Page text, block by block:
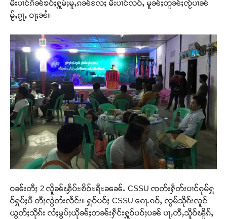
Support SHAN
တႃႇႁႂ်ႈသဵင်ၵၢင်ၸႂ်ၵူၼ်းမိူင်း ၵူႈတီႈၵူႈလႅၼ်ပေႃးတေၸွ
ဝ်ႇၽူႈတွႆႇႁွၵ်ႈ လႆႈယူႇၶႃႈဢေႃႈ။
မီးပၢင်ၵိၼ်ၶဝ်ႈႁူမ်ႈမူႇၵၼ်လႄႈ မီးပၢင်လဝ်ႇ မူၼ်ႈတူၼ်ႈၸႂ်ပၢၼ်
မႂ်ႇၵႂႃႇ ဝႃႈၼႆ။
ဝၼ်းတီႈ 2 လိူၼ်ၾႅပ်ႊၿိဝ်ႊရီႊၼၼ်ႉ CSSU ၸတ်းႁဵတ်းပၢင်ၵုမ်ႁူ
ဝ်ႁုပ်ႈပီ တီႈလွႆတႆးလႅင်း။ ႁူဝ်ပဝ်ႈ CSSU ၵေႃႉၵဝ်ႇ ၸွမ်သိုၵ်းလူင်
ယွတ်ႈသိုၵ်း လႆႈမွပ်ႈယိုၼ်ႈတၼ်းႁဵင်းႁူဝ်ပဝ်ႈပၼ် ပႃႇတီႇသိူဝ်ၽိူၵ်ႇ